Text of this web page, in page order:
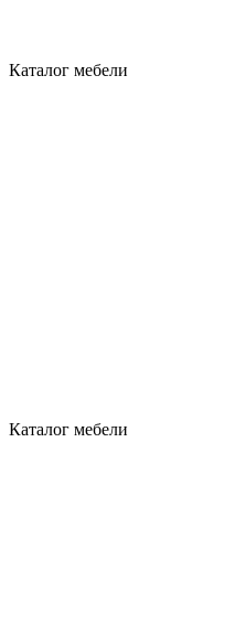
Каталог мебели
Каталог мебели